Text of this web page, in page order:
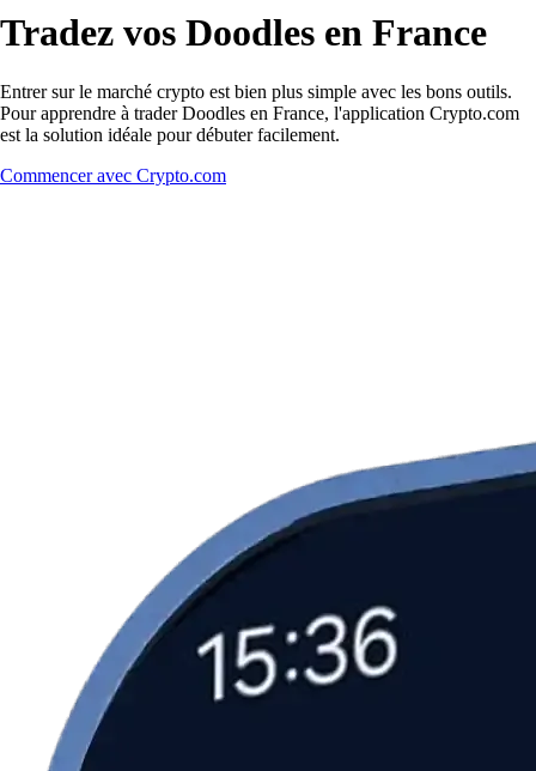
Tradez vos Doodles en France
Entrer sur le marché crypto est bien plus simple avec les bons outils.
Pour apprendre à trader Doodles en France, l'application Crypto.com
est la solution idéale pour débuter facilement.
Commencer avec Crypto.com